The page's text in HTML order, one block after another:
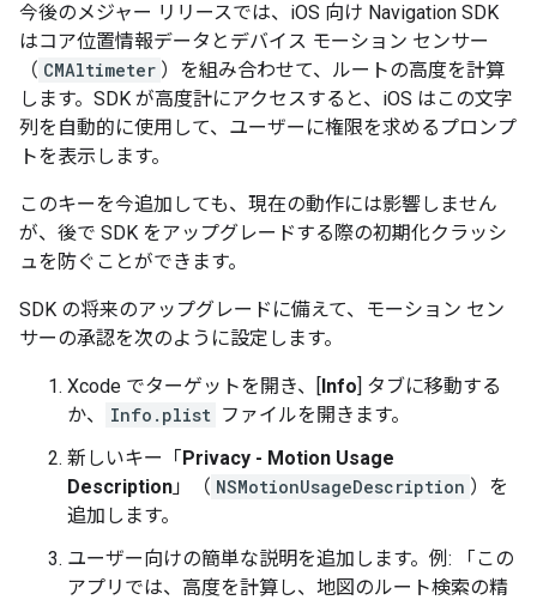
今後のメジャー リリースでは、iOS 向け Navigation SDK
はコア位置情報データとデバイス モーション センサー
（ CMAltimeter ）を組み合わせて、ルートの高度を計算
します。SDK が高度計にアクセスすると、iOS はこの文字
列を自動的に使用して、ユーザーに権限を求めるプロンプ
トを表示します。
このキーを今追加しても、現在の動作には影響しません
が、後で SDK をアップグレードする際の初期化クラッシ
ュを防ぐことができます。
SDK の将来のアップグレードに備えて、モーション セン
サーの承認を次のように設定します。
Xcode でターゲットを開き、[Info] タブに移動する
か、
Info.plist ファイルを開きます。
新しいキー「Privacy - Motion Usage
Description」（ NSMotionUsageDescription ）を
追加します。
ユーザー向けの簡単な説明を追加します。例: 「この
アプリでは、高度を計算し、地図のルート検索の精